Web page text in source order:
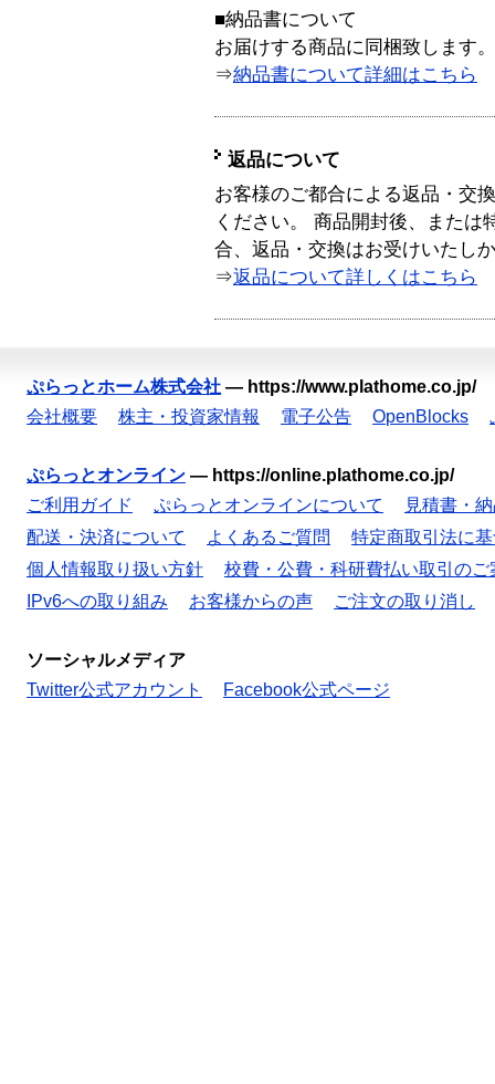
■納品書について
お届けする商品に同梱致します。
⇒納品書について詳細はこちら
返品について
お客様のご都合による返品・交
ください。 商品開封後、または
合、返品・交換はお受けいたし
⇒返品について詳しくはこちら
ぷらっとホーム株式会社 — https://www.plathome.co.jp/
会社概要
株主・投資家情報 電子公告 OpenBlocks
ぷらっとオンライン — https://online.plathome.co.jp/
ご利用ガイド
ぷらっとオンラインについて
見積書・
配送・決済について
よくあるご質問
特定商取引法に
個人情報取り扱い方針
校費・公費・科研費払い取引のご
IPv6への取り組み
お客様からの声 ご注文の取り消し
ソーシャルメディア
Twitter公式アカウント
Facebook公式ページ